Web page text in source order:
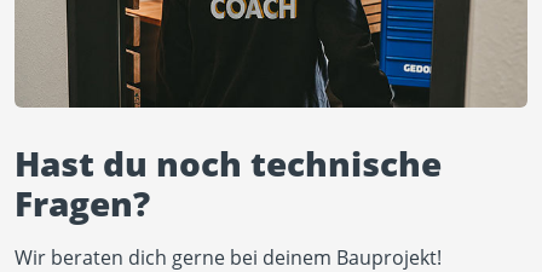
Hast du noch technische
Fragen?
Wir beraten dich gerne bei deinem Bauprojekt!